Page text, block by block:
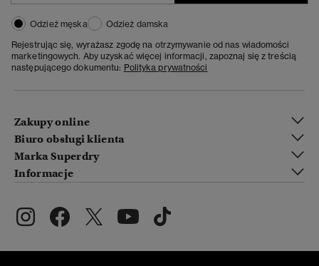
Odzież męska
Odzież damska
Rejestrując się, wyrażasz zgodę na otrzymywanie od nas wiadomości
marketingowych. Aby uzyskać więcej informacji, zapoznaj się z treścią
następującego dokumentu: Polityka prywatności
Zakupy online
Biuro obsługi klienta
Marka Superdry
Informacje